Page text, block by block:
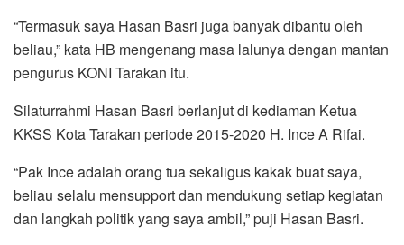
“Termasuk saya Hasan Basri juga banyak dibantu oleh
beliau,” kata HB mengenang masa lalunya dengan mantan
pengurus KONI Tarakan itu.
Silaturrahmi Hasan Basri berlanjut di kediaman Ketua
KKSS Kota Tarakan periode 2015-2020 H. Ince A Rifai.
“Pak Ince adalah orang tua sekaligus kakak buat saya,
beliau selalu mensupport dan mendukung setiap kegiatan
dan langkah politik yang saya ambil,” puji Hasan Basri.